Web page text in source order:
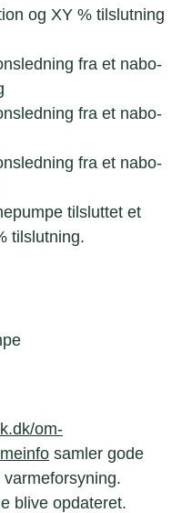
og XY % tilslutning
fra et nabo-
fra et nabo-
fra et nabo-
tilsluttet et
tilslutning.
om-
samler gode
blive opdateret.